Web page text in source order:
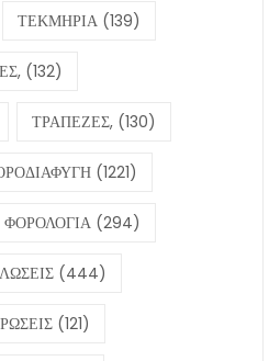
ΤΕΚΜΗΡΙΑ (139)
(132)
ΤΡΑΠΕΖΕΣ, (130)
(1221)
ΦΟΡΟΛΟΓΙΑ (294)
(444)
(121)